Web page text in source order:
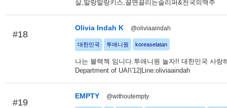
살,말랑말랑키스,끌면끌리는슬리퍼&천국의맥주
#18
Olivia Indah K @oliviaaindah
대한민국 투애니원 koreaselatan
나는 블랙젝 임니다.투애니원 놀자!! 대한민국 사랑
Department of UAI\'12|Line:oliviaaindah
#19
EMPTY @withoutempty